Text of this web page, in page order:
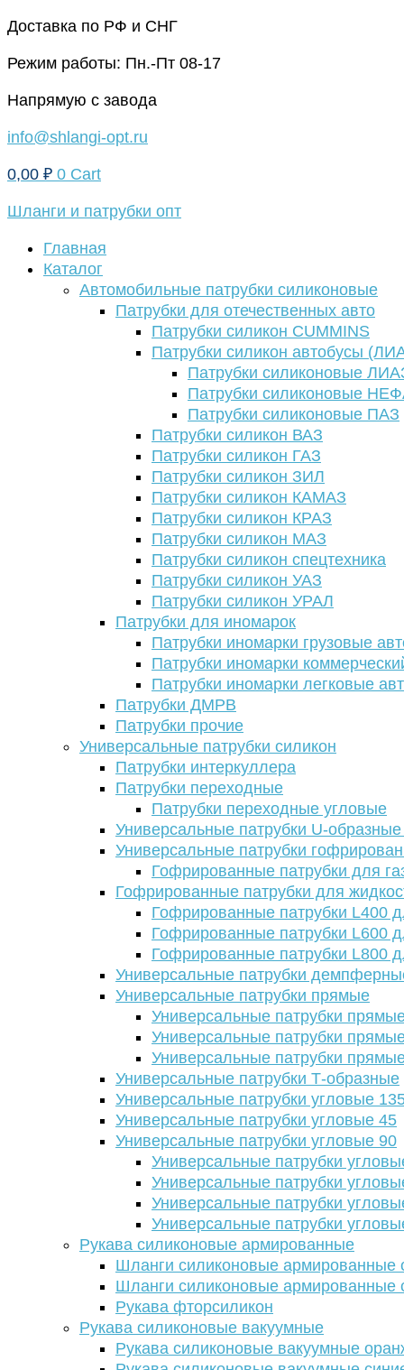
Перейти
содержимому
Доставка по РФ и СНГ
Режим работы: Пн.-Пт 08-17
Напрямую с завода
info@shlangi-opt.ru
0,00 ₽ 0 Cart
Шланги и патрубки опт
Главная
Каталог
Автомобильные патрубки силиконовые
Патрубки для отечественных авто
Патрубки силикон CUMMINS
Патрубки силикон автобусы
Патрубки силиконовые
Патрубки силиконовые
Патрубки силиконовые ПАЗ
Патрубки силикон ВАЗ
Патрубки силикон ГАЗ
Патрубки силикон ЗИЛ
Патрубки силикон КАМАЗ
Патрубки силикон КРАЗ
Патрубки силикон МАЗ
Патрубки силикон спецтехника
Патрубки силикон УАЗ
Патрубки силикон УРАЛ
Патрубки для иномарок
Патрубки иномарки грузовые
Патрубки иномарки
Патрубки иномарки легковые
Патрубки ДМРВ
Патрубки прочие
Универсальные патрубки силикон
Патрубки интеркуллера
Патрубки переходные
Патрубки переходные угловые
Универсальные патрубки U-
Универсальные патрубки
Гофрированные патрубки для
Гофрированные патрубки для
Гофрированные патрубки L400
Гофрированные патрубки L600
Гофрированные патрубки L800
Универсальные патрубки
Универсальные патрубки прямые
Универсальные патрубки
Универсальные патрубки
Универсальные патрубки
Универсальные патрубки Т-образные
Универсальные патрубки угловые
Универсальные патрубки угловые 45
Универсальные патрубки угловые 90
Универсальные патрубки
Универсальные патрубки
Универсальные патрубки
Универсальные патрубки
Рукава силиконовые армированные
Шланги силиконовые армированные
Шланги силиконовые армированные
Рукава фторсиликон
Рукава силиконовые вакуумные
Рукава силиконовые вакуумные